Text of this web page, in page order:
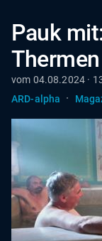
Pauk
vom 04.08.2024 ·
ARD-alpha
·